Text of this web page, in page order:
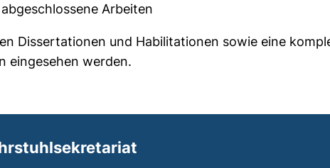
Arbeiten
Dissertationen und Habilitationen sowie eine
eingesehen werden.